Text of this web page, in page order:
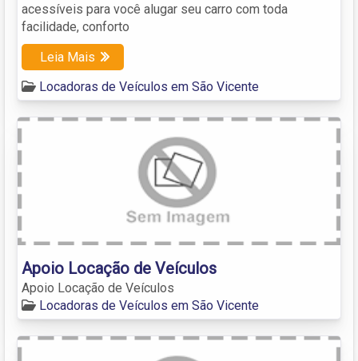
acessíveis para você alugar seu carro com toda
facilidade, conforto
Leia Mais
Locadoras de Veículos em São Vicente
Apoio Locação de Veículos
Apoio Locação de Veículos
Locadoras de Veículos em São Vicente